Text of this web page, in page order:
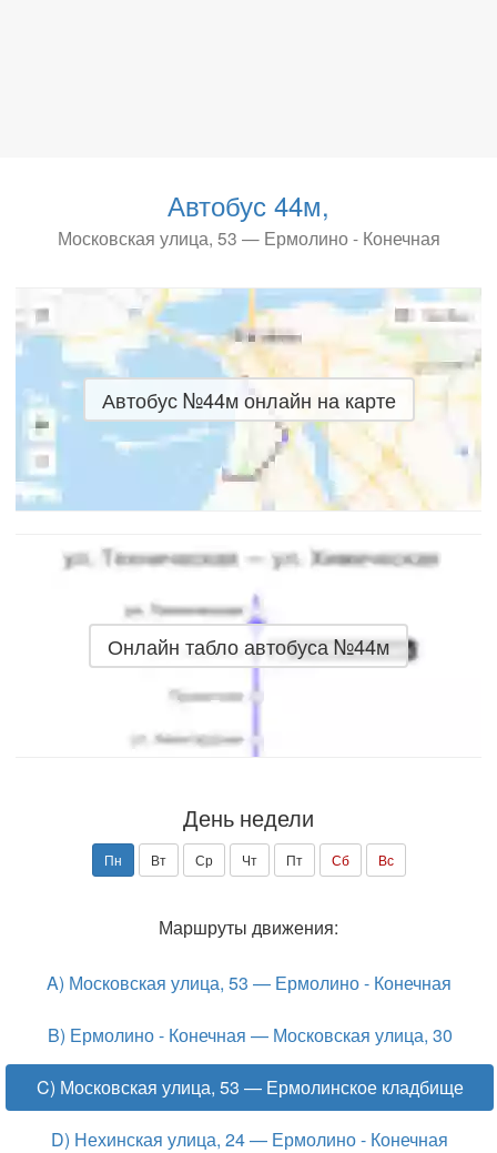
Автобус 44м,
Московская улица, 53 — Ермолино - Конечная
Автобус №44м онлайн на карте
Онлайн табло автобуса №44м
День недели
Пн Вт Ср Чт Пт Сб Вс
Маршруты движения:
A) Московская улица, 53 — Ермолино - Конечная
B) Ермолино - Конечная — Московская улица, 30
C) Московская улица, 53 — Ермолинское кладбище
D) Нехинская улица, 24 — Ермолино - Конечная